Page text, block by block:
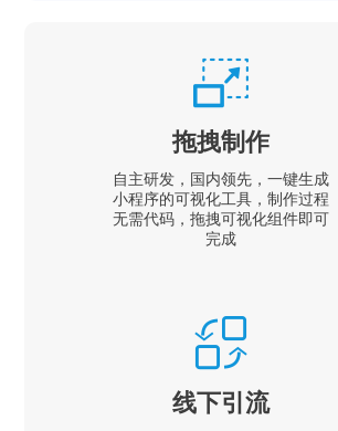
拖拽制作
自主研发，国内领先，一键生成
小程序的可视化工具，制作过程
无需代码，拖拽可视化组件即可
完成
线下引流